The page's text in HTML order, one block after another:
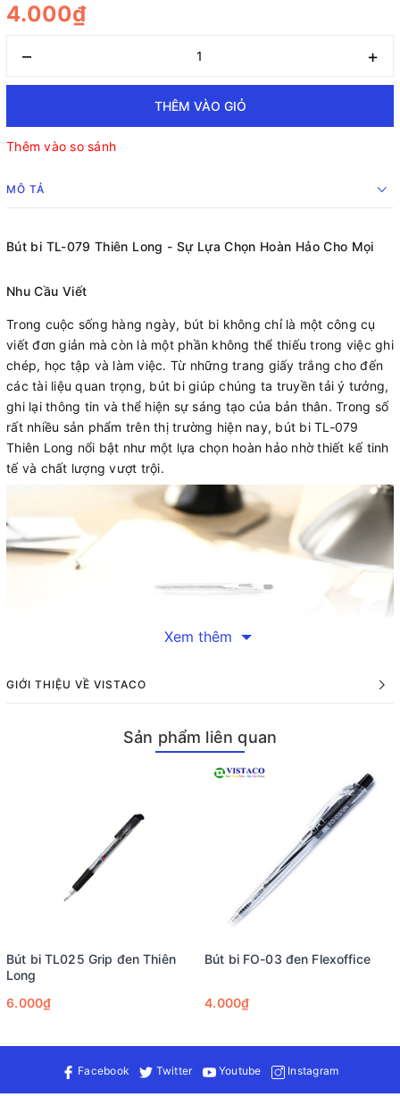
4.000₫
– +
THÊM VÀO GIỎ
Thêm vào so sánh
MÔ TẢ
Bút bi TL-079 Thiên Long - Sự Lựa Chọn Hoàn Hảo Cho Mọi
Nhu Cầu Viết
Trong cuộc sống hàng ngày, bút bi không chỉ là một công cụ
viết đơn giản mà còn là một phần không thể thiếu trong việc ghi
chép, học tập và làm việc. Từ những trang giấy trắng cho đến
các tài liệu quan trọng, bút bi giúp chúng ta truyền tải ý tưởng,
ghi lại thông tin và thể hiện sự sáng tạo của bản thân. Trong số
rất nhiều sản phẩm trên thị trường hiện nay, bút bi TL-079
Thiên Long nổi bật như một lựa chọn hoàn hảo nhờ thiết kế tinh
tế và chất lượng vượt trội.
nhựa trong suốt, cho phép người dùng dễ dàng quan sát mức
mực bên trong, kết hợp với phần giắt bút màu trắng đục, tạo
nên sự hài hòa và sang trọng. Cảm giác cầm bút rất thoải mái,
giúp người dùng có thể viết lâu mà không bị mỏi tay. Nét viết
của bút bi TL-079 rất thanh mảnh và sắc nét, mang lại trải
nghiệm viết êm ái và mượt mà.
Xem thêm
GIỚI THIỆU VỀ VISTACO
Sản phẩm liên quan
Bút bi TL025 Grip đen Thiên
Long
6.000₫
Bút bi FO-03 đen Flexoffice
4.000₫
Facebook Twitter Youtube Instagram